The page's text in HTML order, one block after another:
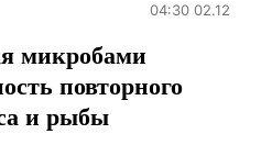
04:30 02.12
микробами
повторного
и рыбы